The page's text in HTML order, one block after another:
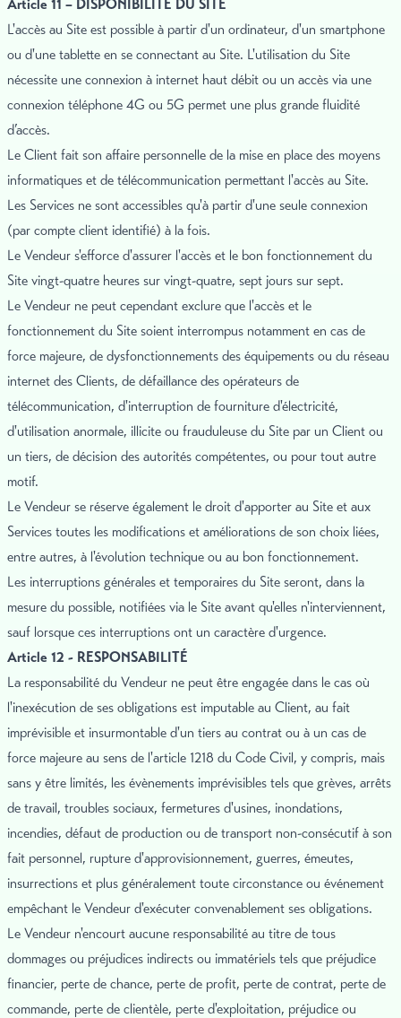
Article 11 – DISPONIBILITÉ DU SITE
L'accès au Site est possible à partir d'un ordinateur, d'un smartphone
ou d'une tablette en se connectant au Site. L'utilisation du Site
nécessite une connexion à internet haut débit ou un accès via une
connexion téléphone 4G ou 5G permet une plus grande fluidité
d’accès.
Le Client fait son affaire personnelle de la mise en place des moyens
informatiques et de télécommunication permettant l'accès au Site.
Les Services ne sont accessibles qu'à partir d'une seule connexion
(par compte client identifié) à la fois.
Le Vendeur s'efforce d'assurer l'accès et le bon fonctionnement du
Site vingt-quatre heures sur vingt-quatre, sept jours sur sept.
Le Vendeur ne peut cependant exclure que l'accès et le
fonctionnement du Site soient interrompus notamment en cas de
force majeure, de dysfonctionnements des équipements ou du réseau
internet des Clients, de défaillance des opérateurs de
télécommunication, d'interruption de fourniture d'électricité,
d'utilisation anormale, illicite ou frauduleuse du Site par un Client ou
un tiers, de décision des autorités compétentes, ou pour tout autre
motif.
Le Vendeur se réserve également le droit d'apporter au Site et aux
Services toutes les modifications et améliorations de son choix liées,
entre autres, à l'évolution technique ou au bon fonctionnement.
Les interruptions générales et temporaires du Site seront, dans la
mesure du possible, notifiées via le Site avant qu'elles n'interviennent,
sauf lorsque ces interruptions ont un caractère d'urgence.
Article 12 - RESPONSABILITÉ
La responsabilité du Vendeur ne peut être engagée dans le cas où
l'inexécution de ses obligations est imputable au Client, au fait
imprévisible et insurmontable d'un tiers au contrat ou à un cas de
force majeure au sens de l'article 1218 du Code Civil, y compris, mais
sans y être limités, les évènements imprévisibles tels que grèves, arrêts
de travail, troubles sociaux, fermetures d'usines, inondations,
incendies, défaut de production ou de transport non-consécutif à son
fait personnel, rupture d'approvisionnement, guerres, émeutes,
insurrections et plus généralement toute circonstance ou événement
empêchant le Vendeur d'exécuter convenablement ses obligations.
Le Vendeur n'encourt aucune responsabilité au titre de tous
dommages ou préjudices indirects ou immatériels tels que préjudice
financier, perte de chance, perte de profit, perte de contrat, perte de
commande, perte de clientèle, perte d'exploitation, préjudice ou